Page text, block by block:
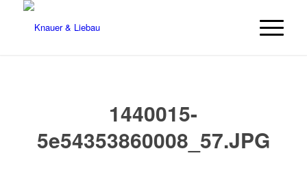
1440015-
5e54353860008_57.JPG